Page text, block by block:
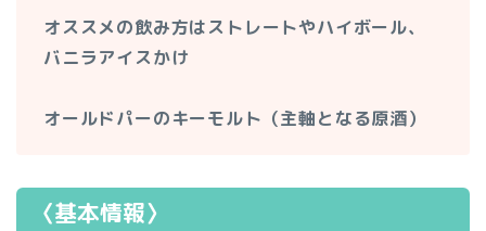
オススメの飲み方はストレートやハイボール、
バニラアイスかけ
オールドパーのキーモルト（主軸となる原酒）
〈基本情報〉